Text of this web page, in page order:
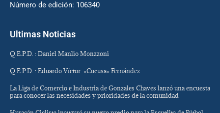
Número de edición: 106340
Ultimas Noticias
Q.E.P.D. : Daniel Manlio Monzzoni
Q.E.P.D. : Eduardo Víctor «Cucusa» Fernández
La Liga de Comercio e Industria de Gonzales Chaves lanzó una encuesta
para conocer las necesidades y prioridades de la comunidad